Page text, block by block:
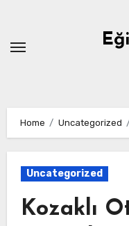
content
Home Uncategorized
Uncategorized
Kozaklı